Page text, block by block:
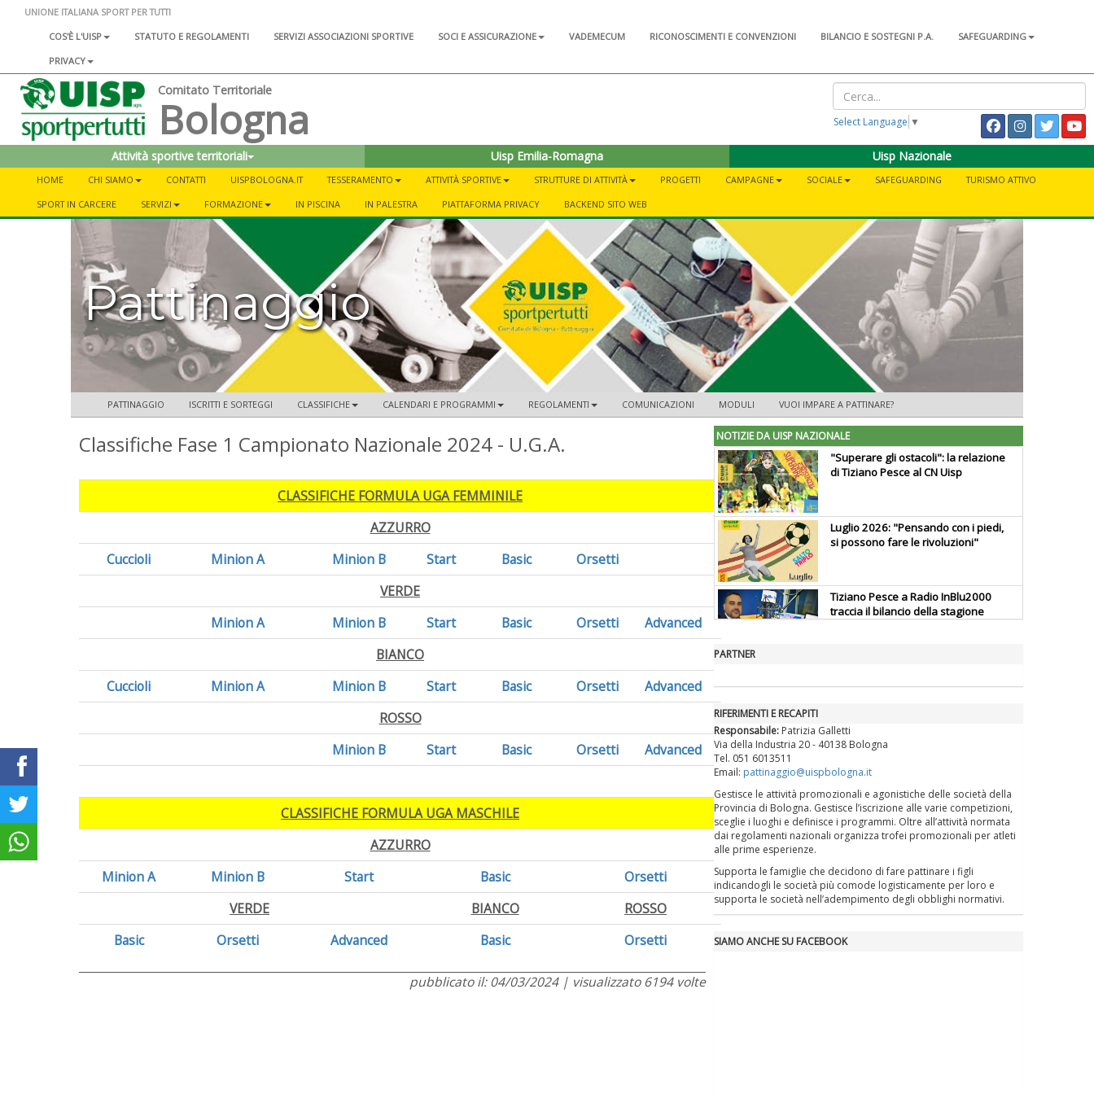
UNIONE ITALIANA SPORT PER TUTTI
COS'È L'UISP
STATUTO E REGOLAMENTI SERVIZI ASSOCIAZIONI SPORTIVE SOCI E ASSICURAZIONE VADEMECUM RICONOSCIMENTI E CONVENZIONI BILANCIO E SOSTEGNI P.A.
SAFEGUARDING
PRIVACY
Comitato Territoriale
Bologna Select Language ▼
Attività sportive territoriali Uisp Emilia-Romagna Uisp Nazionale
HOME CHI SIAMO CONTATTI UISPBOLOGNA.IT TESSERAMENTO ATTIVITÀ SPORTIVE STRUTTURE DI ATTIVITÀ PROGETTI CAMPAGNE SOCIALE SAFEGUARDING
TURISMO ATTIVO
SPORT IN CARCERE
SERVIZI FORMAZIONE IN PISCINA IN PALESTRA PIATTAFORMA PRIVACY BACKEND SITO WEB
Pattinaggio
PATTINAGGIO ISCRITTI E SORTEGGI CLASSIFICHE CALENDARI E PROGRAMMI REGOLAMENTI COMUNICAZIONI MODULI VUOI IMPARE A PATTINARE?
Classifiche Fase 1 Campionato Nazionale 2024 - U.G.A.
CLASSIFICHE FORMULA UGA FEMMINILE
AZZURRO
Cuccioli
Minion A Minion B Start Basic
Orsetti
VERDE
Minion A
Minion B Start Basic Orsetti
Advanced
BIANCO
Cuccioli
Minion A Minion B Start Basic Orsetti
Advanced
ROSSO
Minion B
Start Basic Orsetti Advanced
CLASSIFICHE FORMULA UGA MASCHILE
AZZURRO
Minion A
Minion B Start Basic
Orsetti
VERDE
BIANCO
ROSSO
Basic
Orsetti Advanced Basic Orsetti
pubblicato il: 04/03/2024 | visualizzato 6194 volte
NOTIZIE DA UISP NAZIONALE
"Superare gli ostacoli": la relazione
di Tiziano Pesce al CN Uisp
Luglio 2026: "Pensando con i piedi,
si possono fare le rivoluzioni"
Tiziano Pesce a Radio InBlu2000
traccia il bilancio della stagione
La formazione Uisp rallenta ma
prosegue anche in estate
Tiziano Pesce nel Cda di
Fondazione Terzjus: prima riunione
a Roma
PARTNER
RIFERIMENTI E RECAPITI
Responsabile: Patrizia Galletti
Via della Industria 20 - 40138 Bologna
Tel. 051 6013511
Email: pattinaggio@uispbologna.it
Gestisce le attività promozionali e agonistiche delle società della
Provincia di Bologna. Gestisce l’iscrizione alle varie competizioni,
sceglie i luoghi e definisce i programmi. Oltre all’attività normata
dai regolamenti nazionali organizza trofei promozionali per atleti
alle prime esperienze.
Supporta le famiglie che decidono di fare pattinare i figli
indicandogli le società più comode logisticamente per loro e
supporta le società nell’adempimento degli obblighi normativi.
SIAMO ANCHE SU FACEBOOK